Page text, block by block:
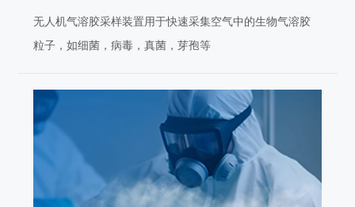
无人机气溶胶采样装置用于快速采集空气中的生物气溶胶
粒子，如细菌，病毒，真菌，芽孢等